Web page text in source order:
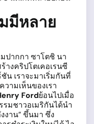
มีหลาย
ปากกา ซาโตชิ นา
างคริปโตเคอเรนซี
น เราจะมาเริ่มกันที่
ามเห็นของเรา
Fordย้อนไปเมื่อ
รมชาวอเมริกันได้นำ
งาน” ขึ้นมา ซึ่ง